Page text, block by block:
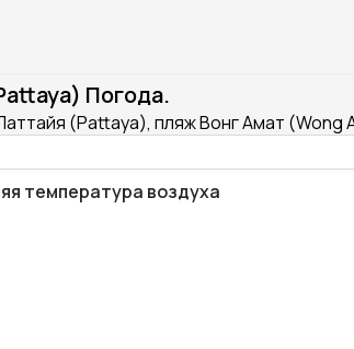
Погода.
(Pattaya), пляж Вонг Амат (Wong
температура воздуха